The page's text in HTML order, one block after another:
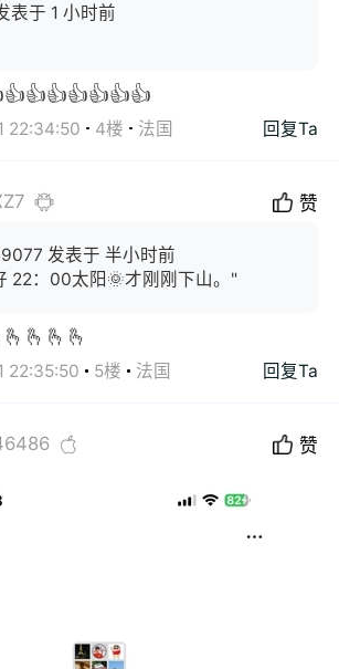
表于 1 小时前
22:34:50 4楼 法国 回复Ta
赞
发表于 半小时前
22：00太阳🌞才刚刚下山。"
22:35:50 5楼 法国 回复Ta
赞